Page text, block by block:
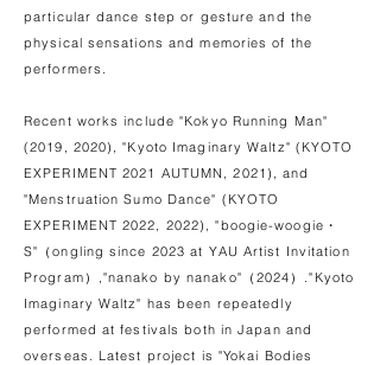
particular dance step or gesture and the
physical sensations and memories of the
performers.
Recent works include "Kokyo Running Man"
(2019, 2020), "Kyoto Imaginary Waltz" (KYOTO
EXPERIMENT 2021 AUTUMN, 2021), and
"Menstruation Sumo Dance" (KYOTO
EXPERIMENT 2022, 2022), "boogie-woogie・
S"（ongling since 2023 at YAU Artist Invitation
Program）,"nanako by nanako"（2024）."Kyoto
Imaginary Waltz" has been repeatedly
performed at festivals both in Japan and
overseas. Latest project is "Yokai Bodies